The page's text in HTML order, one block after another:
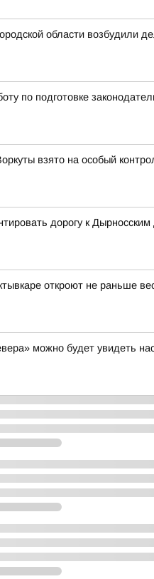
области возбудили
по подготовке
взято на особый
дорогу к
откроют не раньше
можно будет увидеть